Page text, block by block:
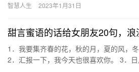
八十…
智慧人生 2023年1月31日
甜言蜜语的话给女朋友20句，
1．我要集齐春的花，秋的月，夏的风，
2．汇报一下，我今天也很喜欢你。 3．